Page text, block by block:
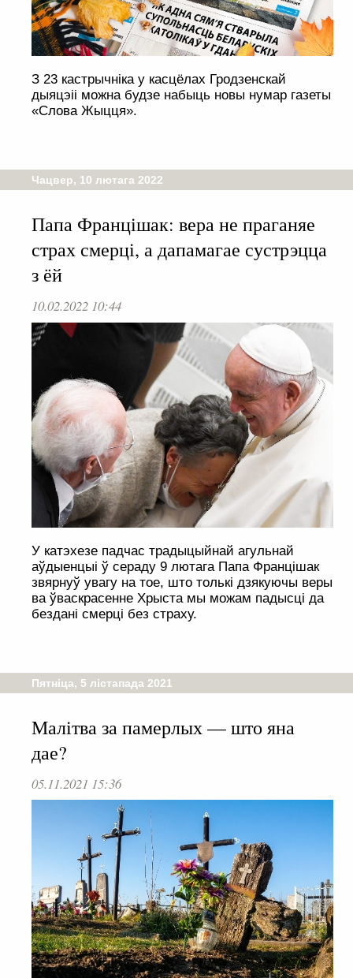
З 23 кастрычніка у касцёлах Гродзенскай
дыяцэіі можна будзе набыць новы нумар газеты
«Слова Жыцця».
Чацвер, 10 лютага 2022
Папа Францішак: вера не праганяе
страх смерці, а дапамагае сустрэцца
з ёй
10.02.2022 10:44
У катэхезе падчас традыцыйнай агульнай
аўдыенцыі ў сераду 9 лютага Папа Францішак
звярнуў увагу на тое, што толькі дзякуючы веры
ва ўваскрасенне Хрыста мы можам падысці да
бездані смерці без страху.
Пятніца, 5 лістапада 2021
Малітва за памерлых — што яна
дае?
05.11.2021 15:36